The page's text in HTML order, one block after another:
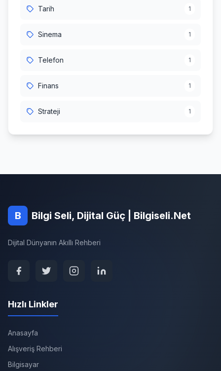
Tarih 1
Sinema 1
Telefon 1
Finans 1
Strateji 1
B Bilgi Seli, Dijital Güç | Bilgiseli.Net
Dijital Dünyanın Akıllı Rehberi
Hızlı Linkler
Anasayfa
Alışveriş Rehberi
Bilgisayar